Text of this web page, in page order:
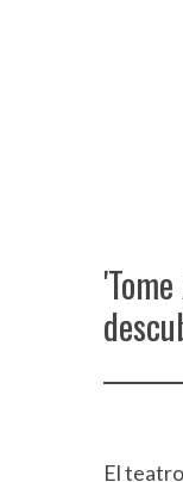
El